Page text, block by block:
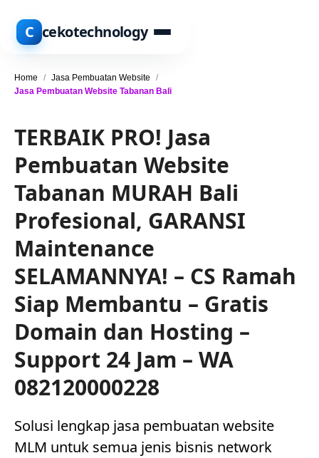
C cekotechnology
Home / Jasa Pembuatan Website
/
Jasa Pembuatan Website Tabanan Bali
TERBAIK PRO! Jasa
Pembuatan Website
Tabanan MURAH Bali
Profesional, GARANSI
Maintenance
SELAMANNYA! – CS Ramah
Siap Membantu – Gratis
Domain dan Hosting –
Support 24 Jam – WA
082120000228
Solusi lengkap jasa pembuatan website
MLM untuk semua jenis bisnis network